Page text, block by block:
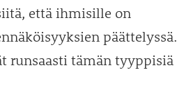
että ihmisille on
päättelyssä.
runsaasti tämän tyyppisiä